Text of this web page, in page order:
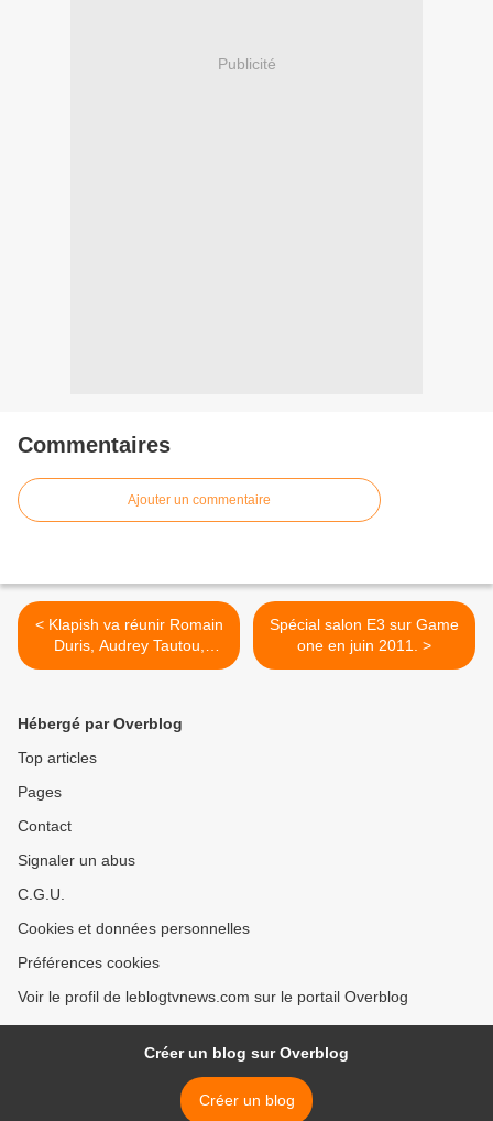
Publicité
Commentaires
Ajouter un commentaire
< Klapish va réunir Romain
Duris, Audrey Tautou,
Cécile de France.
Spécial salon E3 sur Game
one en juin 2011. >
Hébergé par Overblog
Top articles
Pages
Contact
Signaler un abus
C.G.U.
Cookies et données personnelles
Préférences cookies
Voir le profil de leblogtvnews.com sur le portail Overblog
Créer un blog sur Overblog
Créer un blog